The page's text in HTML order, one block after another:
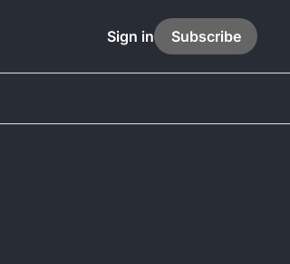
Sign in Subscribe